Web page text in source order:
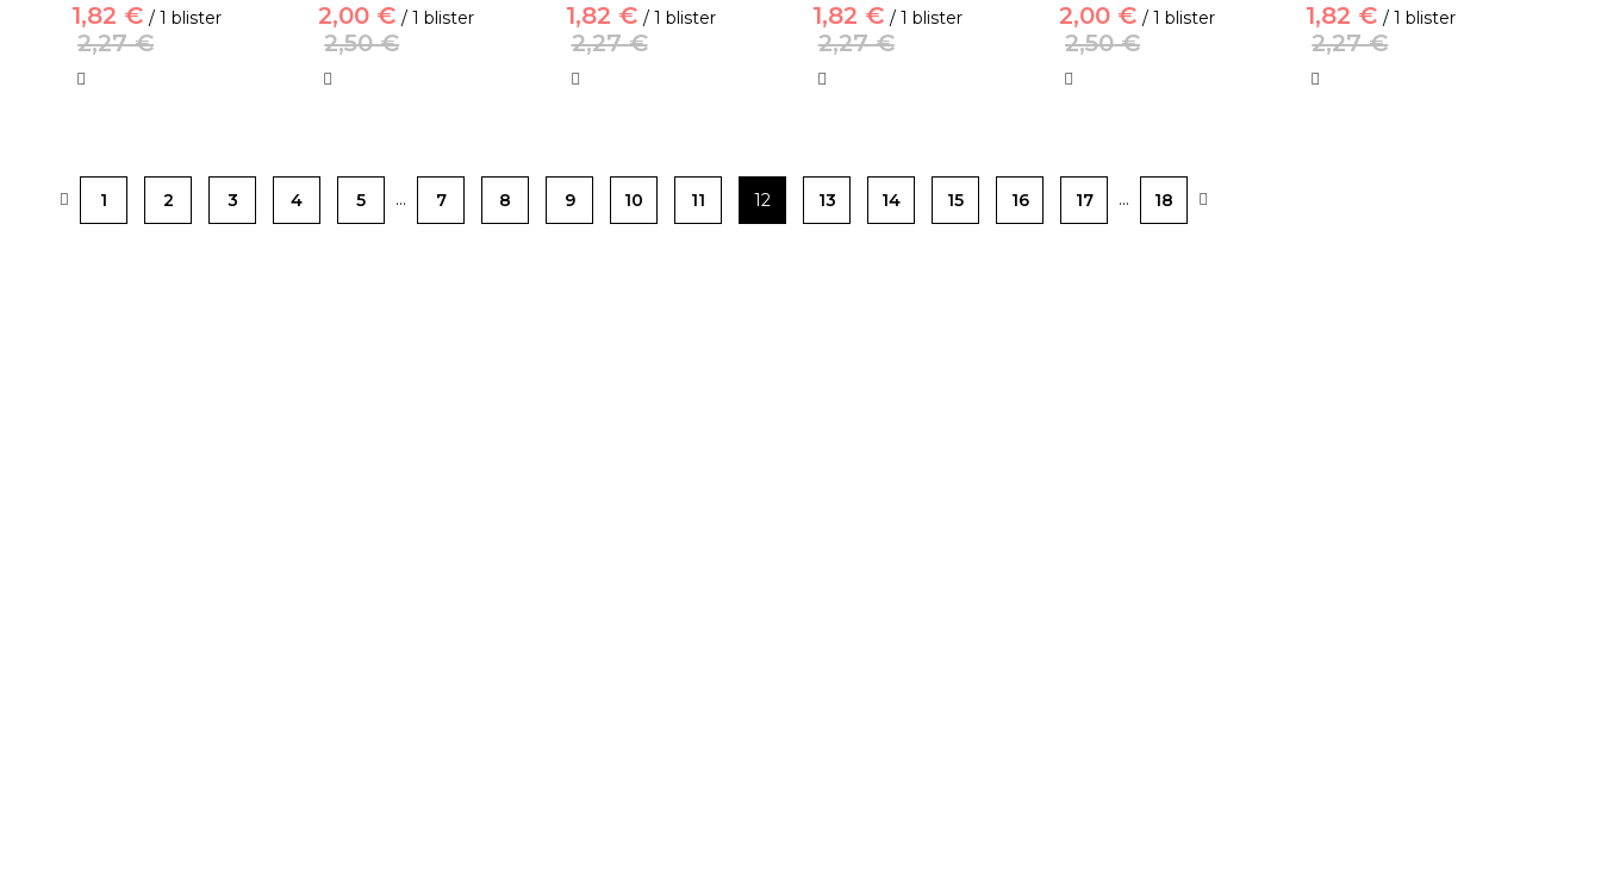
1,82 € / 1 blister
2,27 €
2,00 € / 1 blister
2,50 €
1,82 € / 1 blister
2,27 €
1,82 € / 1 blister
2,27 €
2,00 € / 1 blister
2,50 €
1,82 € / 1 blister
2,27 €
1 2 3 4 5 … 7 8 9 10 11 12 13 14 15 16 17 … 18